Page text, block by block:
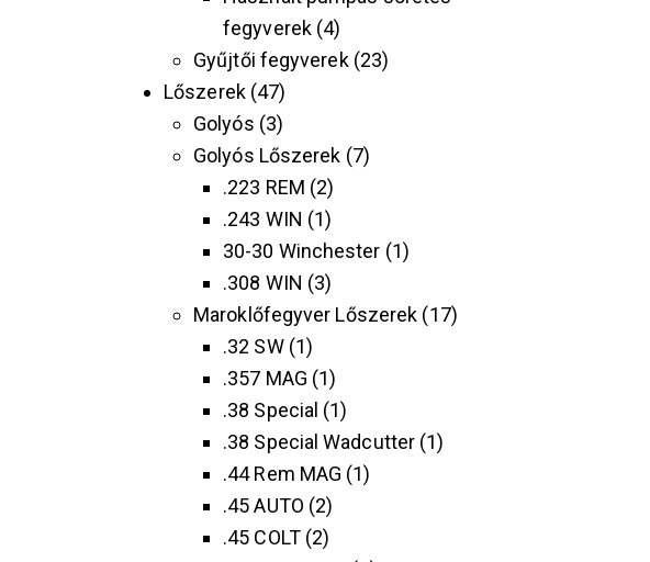
fegyverek 4
Gyűjtői fegyverek 23
Lőszerek 47
Golyós 3
Golyós Lőszerek 7
.223 REM 2
.243 WIN
1
30-30 Winchester 1
.308 WIN
3
Maroklőfegyver Lőszerek 17
.32 SW 1
.357 MAG 1
.38 Special
1
.38 Special Wadcutter 1
.44 Rem MAG 1
.45 AUTO 2
.45 COLT 2